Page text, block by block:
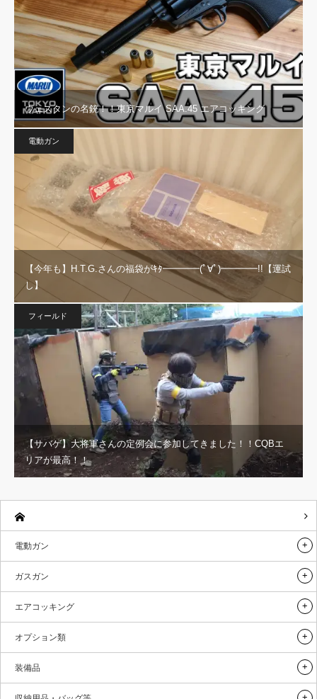
ウェスタンの名銃！！東京マルイ SAA.45 エアコッキング
電動ガン
【今年も】H.T.G.さんの福袋がｷﾀ━━━━(ﾟ∀ﾟ)━━━━!!【運試
し】
フィールド
【サバゲ】大将軍さんの定例会に参加してきました！！CQBエ
リアが最高！！
電動ガン
ガスガン
エアコッキング
オプション類
装備品